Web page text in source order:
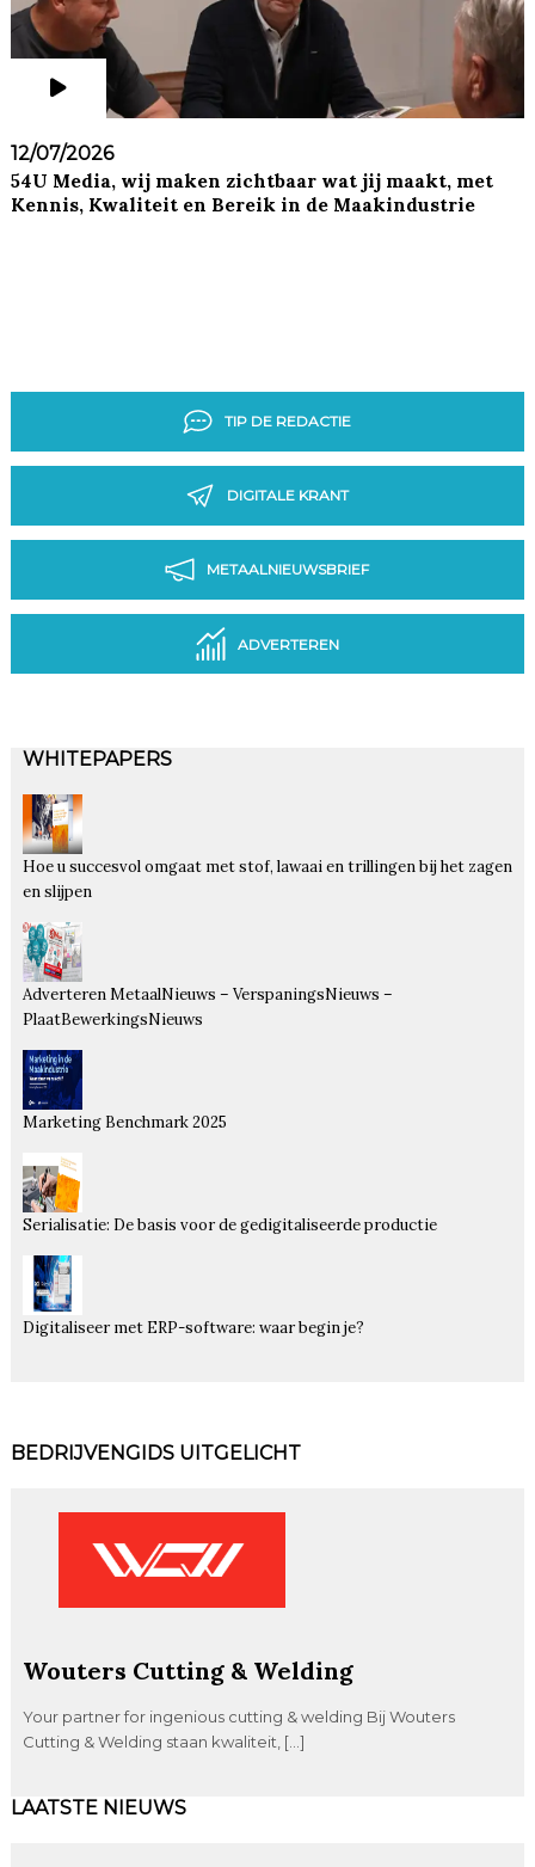
12/07/2026
54U Media, wij maken zichtbaar wat jij maakt, met
Kennis, Kwaliteit en Bereik in de Maakindustrie
TIP DE REDACTIE
DIGITALE KRANT
METAALNIEUWSBRIEF
ADVERTEREN
WHITEPAPERS
Hoe u succesvol omgaat met stof, lawaai en trillingen bij het zagen
en slijpen
Adverteren MetaalNieuws – VerspaningsNieuws –
PlaatBewerkingsNieuws
Marketing Benchmark 2025
Serialisatie: De basis voor de gedigitaliseerde productie
Digitaliseer met ERP-software: waar begin je?
BEDRIJVENGIDS UITGELICHT
Wouters Cutting & Welding
Your partner for ingenious cutting & welding Bij Wouters
Cutting & Welding staan kwaliteit, […]
LAATSTE NIEUWS